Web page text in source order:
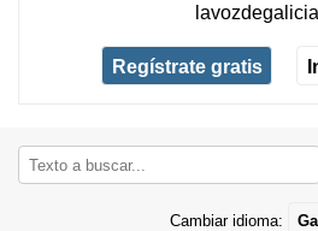
Regístrate gratis
Cambiar idioma: